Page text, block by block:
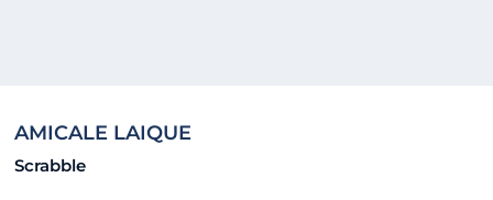
AMICALE LAIQUE
Scrabble